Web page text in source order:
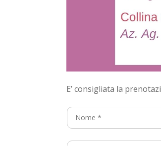
E’ consigliata la